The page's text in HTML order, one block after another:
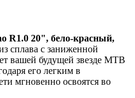
R1.0 20", бело-красный,
сплава с заниженной
вашей будущей звезде МТВ
его легким в
мгновенно освоятся во